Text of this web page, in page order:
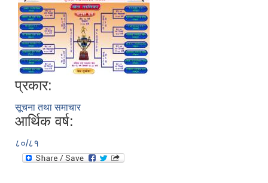
प्रकार:
सूचना तथा समाचार
आर्थिक वर्ष:
८०/८१